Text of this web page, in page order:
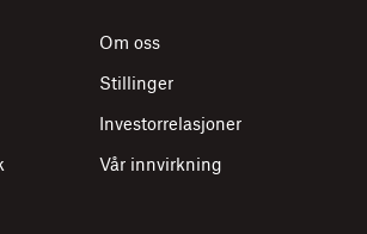
Om oss
Stillinger
Investorrelasjoner
Vår innvirkning